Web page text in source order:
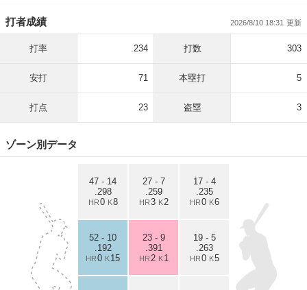
打者成績 2026/8/10 18:31
打率 .234 打数 303
安打 71 本塁打 5
打点 23 盗塁 3
ゾーン別データ
47 - 14
.298
HR0 K8
27 - 7
.259
HR3 K 2
17 - 4
.235
HR0 K6
52 - 10
.192
HR0 K15
23 - 9
.391
HR 2 K 1
19 - 5
.263
HR0 K5